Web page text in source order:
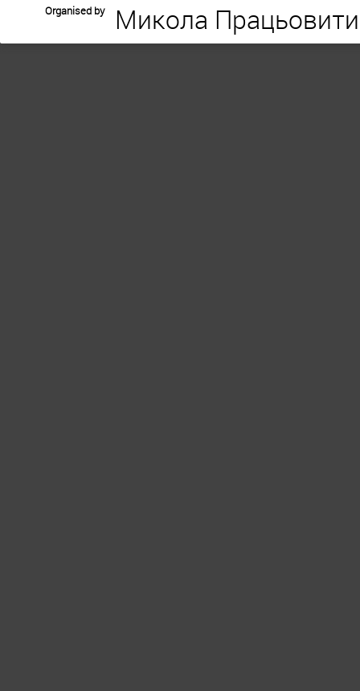
Organised by Микола